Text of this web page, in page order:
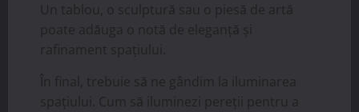
Un tablou, o sculptură sau o piesă de artă
poate adăuga o notă de eleganță și
rafinament spațiului.
În final, trebuie să ne gândim la iluminarea
spațiului. Cum să iluminezi pereții pentru a